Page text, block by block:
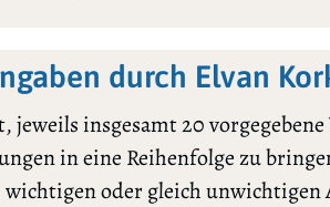
durch Elvan
insgesamt 20
in eine Reihenfolge zu
oder gleich